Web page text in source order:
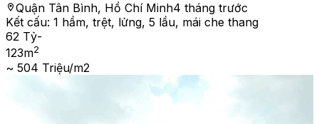
Quận Tân Bình, Hồ Chí Minh4 tháng trước
Kết cấu: 1 hầm, trệt, lửng, 5 lầu, mái che thang
62 Tỷ-
123m2
~ 504 Triệu/m2